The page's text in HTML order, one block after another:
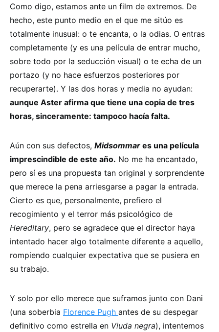
Como digo, estamos ante un film de extremos. De
hecho, este punto medio en el que me sitúo es
totalmente inusual: o te encanta, o la odias. O entras
completamente (y es una película de entrar mucho,
sobre todo por la seducción visual) o te echa de un
portazo (y no hace esfuerzos posteriores por
recuperarte). Y las dos horas y media no ayudan:
aunque Aster afirma que tiene una copia de tres
horas, sinceramente: tampoco hacía falta.
Aún con sus defectos, Midsommar es una película
imprescindible de este año. No me ha encantado,
pero sí es una propuesta tan original y sorprendente
que merece la pena arriesgarse a pagar la entrada.
Cierto es que, personalmente, prefiero el
recogimiento y el terror más psicológico de
Hereditary, pero se agradece que el director haya
intentado hacer algo totalmente diferente a aquello,
rompiendo cualquier expectativa que se pusiera en
su trabajo.
Y solo por ello merece que suframos junto con Dani
(una soberbia Florence Pugh antes de su despegar
definitivo como estrella en Viuda negra), intentemos